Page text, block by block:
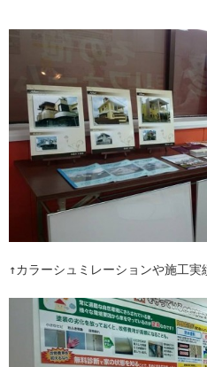
↑カラーシュミレーションや施工実